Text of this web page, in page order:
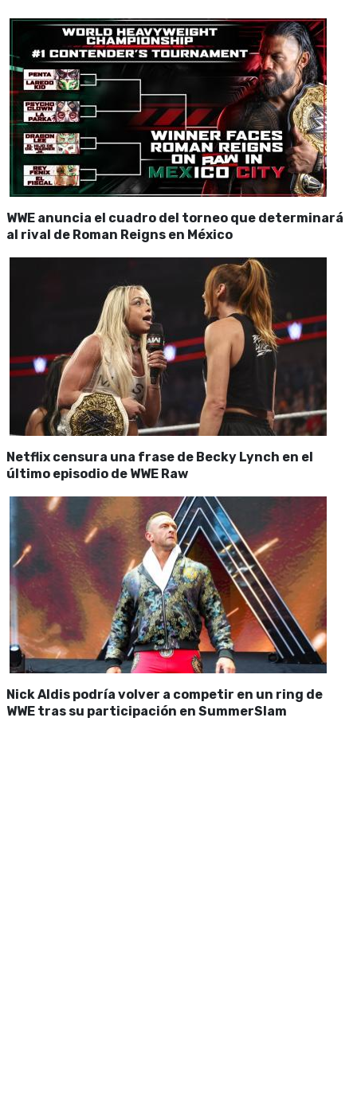
WWE anuncia el cuadro del torneo que determinará
al rival de Roman Reigns en México
Netflix censura una frase de Becky Lynch en el
último episodio de WWE Raw
Nick Aldis podría volver a competir en un ring de
WWE tras su participación en SummerSlam